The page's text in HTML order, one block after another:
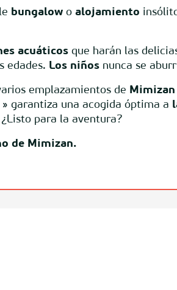
bungalow o alojamiento
acuáticos que harán las
edades. Los niños nunca se
emplazamientos de Mimizan
» garantiza una acogida óptima a
¿Listo para la aventura?
de Mimizan.